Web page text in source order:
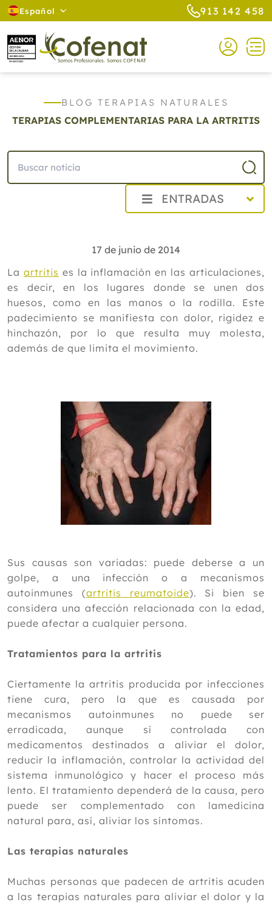
Español 913 142 458
BLOG TERAPIAS NATURALES
TERAPIAS COMPLEMENTARIAS PARA LA ARTRITIS
ENTRADAS
2025
2024
2023
2022
2021
2018
2017
2016
2015
2014
Diciembre
Noviembre
Agosto
Julio
Junio
Mayo
Abril
Febrero
2013
2012
17 de junio de 2014
La artritis es la inflamación en las articulaciones,
es decir, en los lugares donde se unen dos
huesos, como en las manos o la rodilla. Este
padecimiento se manifiesta con dolor, rigidez e
hinchazón, por lo que resulta muy molesta,
además de que limita el movimiento.
Sus causas son variadas: puede deberse a un
golpe, a una infección o a mecanismos
autoinmunes (artritis reumatoide). Si bien se
considera una afección relacionada con la edad,
puede afectar a cualquier persona.
Tratamientos para la artritis
Ciertamente la artritis producida por infecciones
tiene cura, pero la que es causada por
mecanismos autoinmunes no puede ser
erradicada, aunque sí controlada con
medicamentos destinados a aliviar el dolor,
reducir la inflamación, controlar la actividad del
sistema inmunológico y hacer el proceso más
lento. El tratamiento dependerá de la causa, pero
puede ser complementado con lamedicina
natural para, así, aliviar los síntomas.
Las terapias naturales
Muchas personas que padecen de artritis acuden
a las terapias naturales para aliviar el dolor y la